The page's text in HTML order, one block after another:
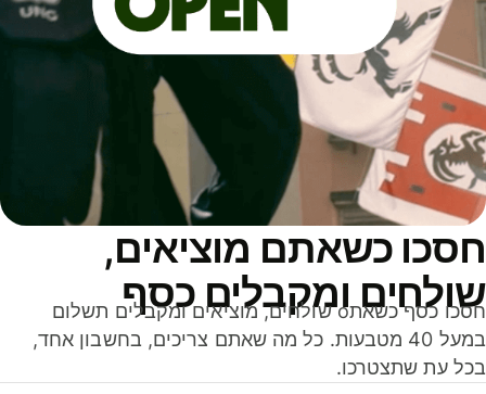
כשאתם מוציאים,
ומקבלים כסף
חסכו כסף כשאתo שולחים, מוציאים ומקבלים תשלום
במעל 40 מטבעות. כל מה שאתם צריכים, בחשבון אחד,
עת שתצטרכו.